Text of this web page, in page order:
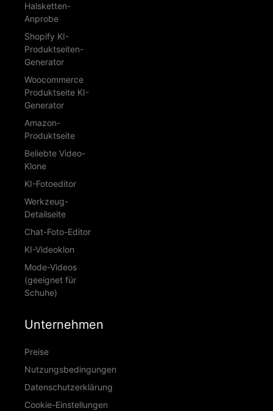
Halsketten-
Anprobe
Shopify KI-
Produktseiten-
Generator
Woocommerce
Produktseite KI-
Generator
Amazon-
Produktseite
Beliebte Video-
Klone
KI-Fotoeditor
Werkzeug-
Detailseite
Chat-Foto-Editor
KI-Videoklon
Mode-Videos
(geeignet für
Schuhe)
Unternehmen
Preise
Nutzungsbedingungen
Datenschutzerklärung
Cookie-Einstellungen